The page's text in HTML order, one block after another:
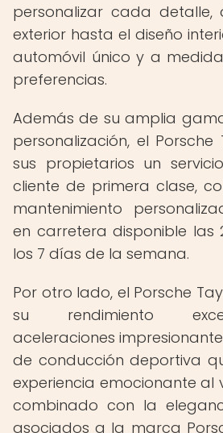
personalizar cada detalle,
exterior hasta el diseño
automóvil único y a
preferencias.
Además de su amplia
personalización, el
sus propietarios un
cliente de primera clase,
mantenimiento
en carretera disponible las
los 7 días de la semana.
Por otro lado, el Porsche
su rendimiento
aceleraciones
de conducción deportiva
experiencia emocionante al
combinado con la
asociados a la marca